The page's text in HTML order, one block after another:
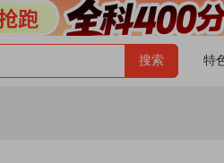
搜索 特